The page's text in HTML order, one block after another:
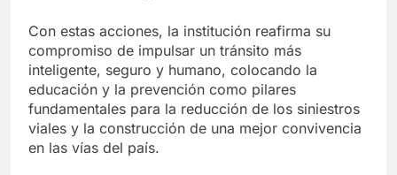
Con estas acciones, la institución reafirma su
compromiso de impulsar un tránsito más
inteligente, seguro y humano, colocando la
educación y la prevención como pilares
fundamentales para la reducción de los siniestros
viales y la construcción de una mejor convivencia
en las vías del país.